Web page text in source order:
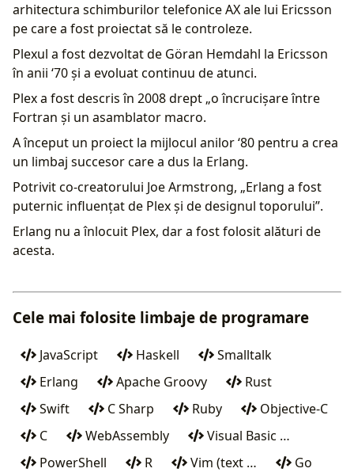
arhitectura schimburilor telefonice AX ale lui Ericsson
pe care a fost proiectat să le controleze.
Plexul a fost dezvoltat de Göran Hemdahl la Ericsson
în anii ‘70 și a evoluat continuu de atunci.
Plex a fost descris în 2008 drept „o încrucișare între
Fortran și un asamblator macro.
A început un proiect la mijlocul anilor ‘80 pentru a crea
un limbaj succesor care a dus la Erlang.
Potrivit co-creatorului Joe Armstrong, „Erlang a fost
puternic influențat de Plex și de designul toporului”.
Erlang nu a înlocuit Plex, dar a fost folosit alături de
acesta.
Cele mai folosite limbaje de programare
JavaScript Haskell
Smalltalk
Erlang
Apache Groovy
Rust
Swift
C Sharp Ruby
Objective-C
C
WebAssembly
Visual Basic …
PowerShell
R Vim (text … Go